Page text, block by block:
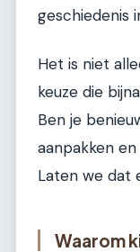
geschiedenis
Het is niet
keuze die
Ben je
aanpakken
Laten we dat
Waarom